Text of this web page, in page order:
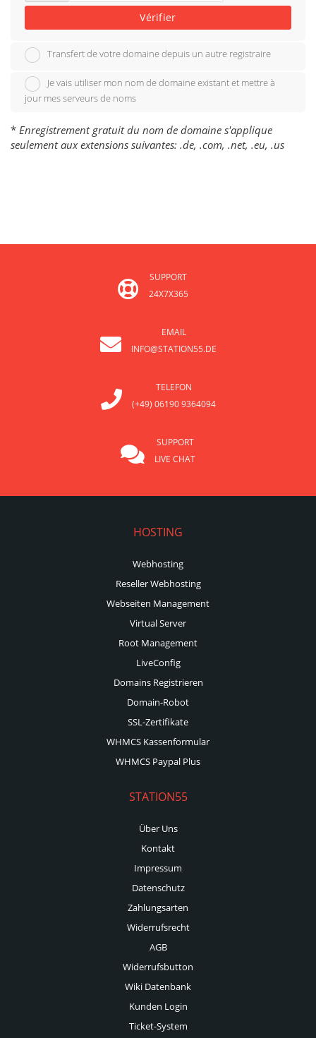
Vérifier
Transfert de votre domaine depuis un autre registraire
Je vais utiliser mon nom de domaine existant et mettre à
jour mes serveurs de noms
* Enregistrement gratuit du nom de domaine s'applique
seulement aux extensions suivantes: .de, .com, .net, .eu, .us
SUPPORT
24X7X365
EMAIL
INFO@STATION55.DE
TELEFON
(+49) 06190 9364094
SUPPORT
LIVE CHAT
HOSTING
Webhosting
Reseller Webhosting
Webseiten Management
Virtual Server
Root Management
LiveConfig
Domains Registrieren
Domain-Robot
SSL-Zertifikate
WHMCS Kassenformular
WHMCS Paypal Plus
STATION55
Über Uns
Kontakt
Impressum
Datenschutz
Zahlungsarten
Widerrufsrecht
AGB
Widerrufsbutton
Wiki Datenbank
Kunden Login
Ticket-System